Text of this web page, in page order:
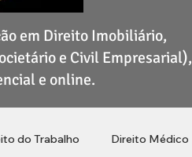
em Direito Imobiliário,
e Civil Empresarial),
e online.
do Trabalho Direito Médico